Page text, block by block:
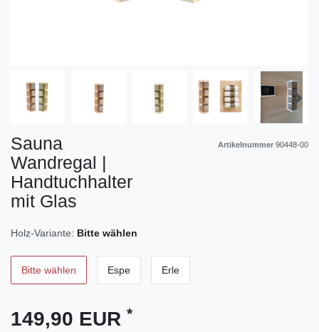
Sauna
Wandregal |
Handtuchhalter
mit Glas
Artikelnummer 90448-00
Holz-Variante: Bitte wählen
Bitte wählen Espe Erle
149,90 EUR *